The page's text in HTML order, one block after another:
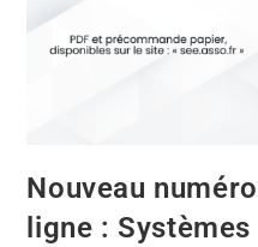
Nouveau
ligne :